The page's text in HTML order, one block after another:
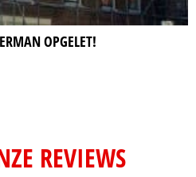
OPGELET!
REVIEWS